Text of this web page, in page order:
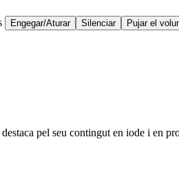
Engegar/Aturar Silenciar Pujar el
pel seu contingut en iode i en